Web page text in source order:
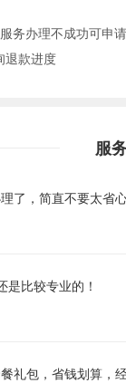
务办理不成功可申
退款进度
服
了，简直不要太省
比较专业的！
礼包，省钱划算，